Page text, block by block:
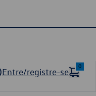
Entre/registre-se
0